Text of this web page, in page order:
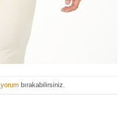
bırakabilirsiniz.